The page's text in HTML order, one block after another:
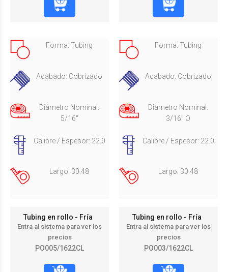
Forma: Tubing
Acabado: Cobrizado
Diámetro Nominal:
5/16"
Calibre / Espesor: 22.0
Largo: 30.48
Tubing en rollo - Fría
Entra al sistema para ver los
precios
PO005/1622CL
Forma: Tubing
Acabado: Cobrizado
Diámetro Nominal:
3/16" O
Calibre / Espesor: 22.0
Largo: 30.48
Tubing en rollo - Fría
Entra al sistema para ver los
precios
PO003/1622CL